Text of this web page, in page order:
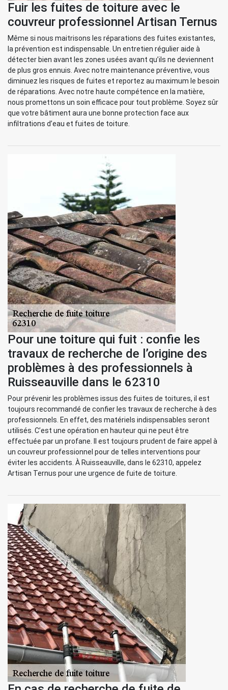
Fuir les fuites de toiture avec le
couvreur professionnel Artisan Ternus
Même si nous maitrisons les réparations des fuites existantes,
la prévention est indispensable. Un entretien régulier aide à
détecter bien avant les zones usées avant qu’ils ne deviennent
de plus gros ennuis. Avec notre maintenance préventive, vous
diminuez les risques de fuites et reportez au maximum le besoin
de réparations. Avec notre haute compétence en la matière,
nous promettons un soin efficace pour tout problème. Soyez sûr
que votre bâtiment aura une bonne protection face aux
infiltrations d’eau et fuites de toiture.
Pour une toiture qui fuit : confie les
travaux de recherche de l’origine des
problèmes à des professionnels à
Ruisseauville dans le 62310
Pour prévenir les problèmes issus des fuites de toitures, il est
toujours recommandé de confier les travaux de recherche à des
professionnels. En effet, des matériels indispensables seront
utilisés. C’est une opération en hauteur qui ne peut être
effectuée par un profane. Il est toujours prudent de faire appel à
un couvreur professionnel pour de telles interventions pour
éviter les accidents. À Ruisseauville, dans le 62310, appelez
Artisan Ternus pour une urgence de fuite de toiture.